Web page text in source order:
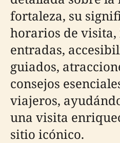
fortaleza, su
horarios de
entradas,
guiados,
consejos
viajeros,
una visita
sitio icónico.